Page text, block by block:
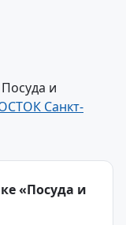
и
Санкт-
«Посуда и